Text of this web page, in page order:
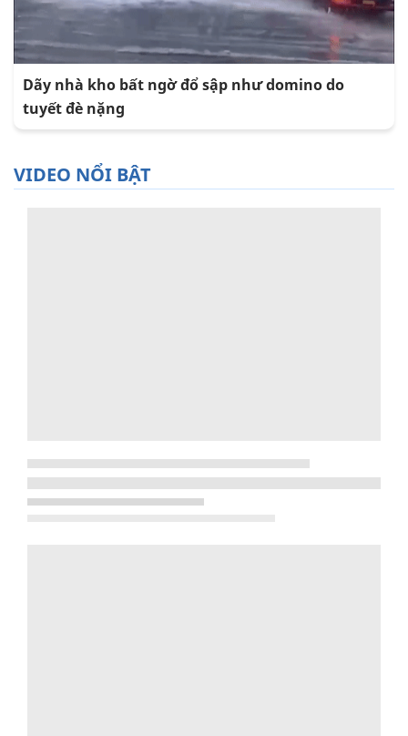
Dãy nhà kho bất ngờ đổ sập như domino do
tuyết đè nặng
VIDEO NỔI BẬT